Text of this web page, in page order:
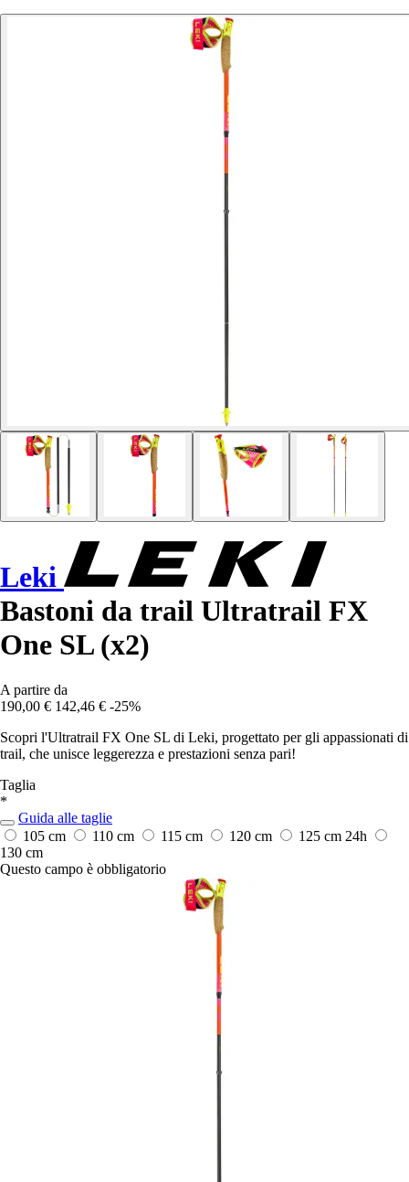
Leki
Bastoni da trail Ultratrail FX
One SL (x2)
A partire da
190,00 € 142,46 € -25%
Scopri l'Ultratrail FX One SL di Leki, progettato per gli appassionati di
trail, che unisce leggerezza e prestazioni senza pari!
Taglia
*
Guida alle taglie
105 cm
110 cm 115 cm 120 cm 125 cm 24h
130 cm
Questo campo è obbligatorio